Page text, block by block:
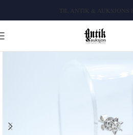
TIL ANTIK & AUKSJONS